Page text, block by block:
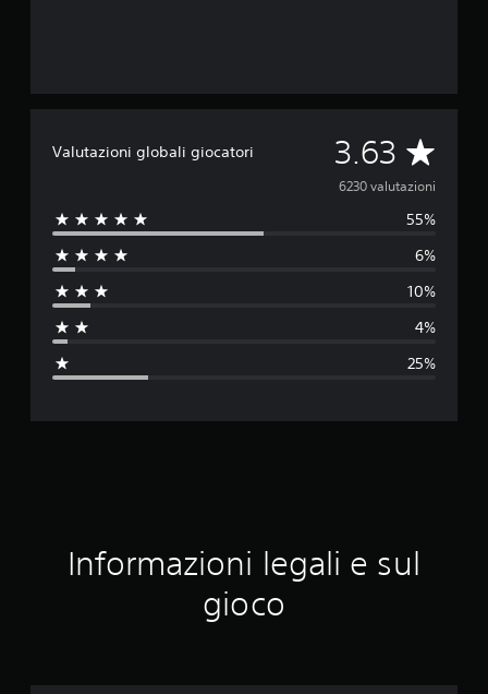
Valutazioni globali giocatori 3.63 V
a
a
i
e
6230 valutazioni
55%
6%
10%
4%
25%
Informazioni legali e sul
gioco